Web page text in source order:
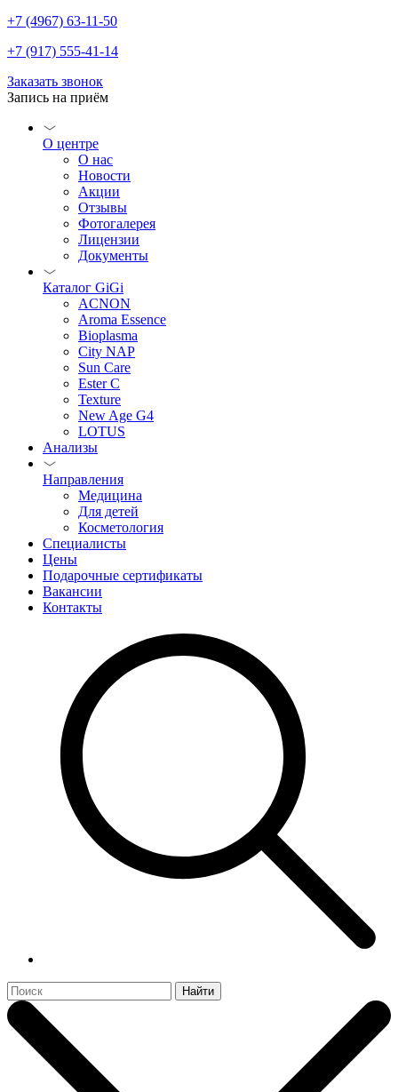
+7 (4967) 63-11-50
+7 (917) 555-41-14
Заказать звонок
Запись на приём
О центре
О нас
Новости
Акции
Отзывы
Фотогалерея
Лицензии
Документы
Каталог GiGi
ACNON
Aroma Essence
Bioplasma
City NAP
Sun Care
Ester C
Texture
New Age G4
LOTUS
Анализы
Направления
Медицина
Для детей
Косметология
Специалисты
Цены
Подарочные сертификаты
Вакансии
Контакты
Найти